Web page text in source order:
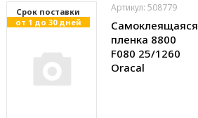
Cрок поставки
от 1 до 30 дней
Артикул: 508779
Самоклеящаяся
пленка 8800
F080 25/1260
Oracal